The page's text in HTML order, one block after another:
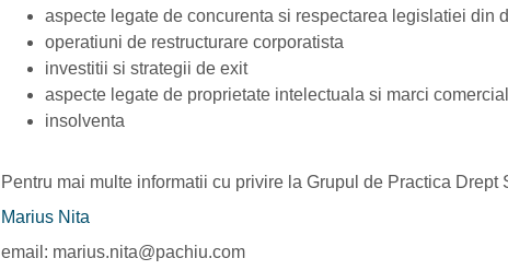
aspecte legate de concurenta si respectarea legislatiei din
operatiuni de restructurare corporatista
investitii si strategii de exit
aspecte legate de proprietate intelectuala si marci
insolventa
Pentru mai multe informatii cu privire la Grupul de Practica Drept
Marius Nita
email: marius.nita@pachiu.com